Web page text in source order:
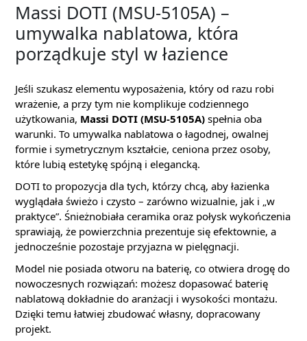
Massi DOTI (MSU-5105A) –
umywalka nablatowa, która
porządkuje styl w łazience
Jeśli szukasz elementu wyposażenia, który od razu robi
wrażenie, a przy tym nie komplikuje codziennego
użytkowania, Massi DOTI (MSU-5105A) spełnia oba
warunki. To umywalka nablatowa o łagodnej, owalnej
formie i symetrycznym kształcie, ceniona przez osoby,
które lubią estetykę spójną i elegancką.
DOTI to propozycja dla tych, którzy chcą, aby łazienka
wyglądała świeżo i czysto – zarówno wizualnie, jak i „w
praktyce”. Śnieżnobiała ceramika oraz połysk wykończenia
sprawiają, że powierzchnia prezentuje się efektownie, a
jednocześnie pozostaje przyjazna w pielęgnacji.
Model nie posiada otworu na baterię, co otwiera drogę do
nowoczesnych rozwiązań: możesz dopasować baterię
nablatową dokładnie do aranżacji i wysokości montażu.
Dzięki temu łatwiej zbudować własny, dopracowany
projekt.